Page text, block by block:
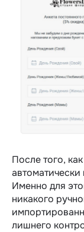
После того,
автоматически
Именно для
никакого
лишнего